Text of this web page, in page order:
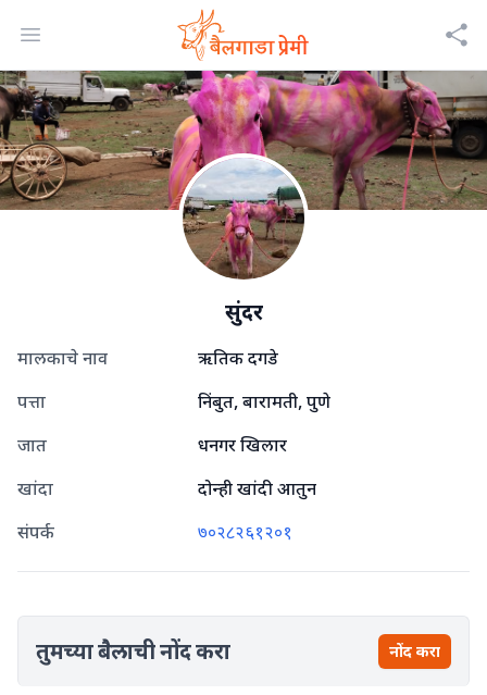
Open menu
सुंदर
मालकाचे नाव
ऋतिक दगडे
पत्ता
निंबुत, बारामती, पुणे
जात
धनगर खिलार
खांदा
दोन्ही खांदी आतुन
संपर्क
७०२८२६१२०१
तुमच्या बैलाची नोंद करा नोंद करा